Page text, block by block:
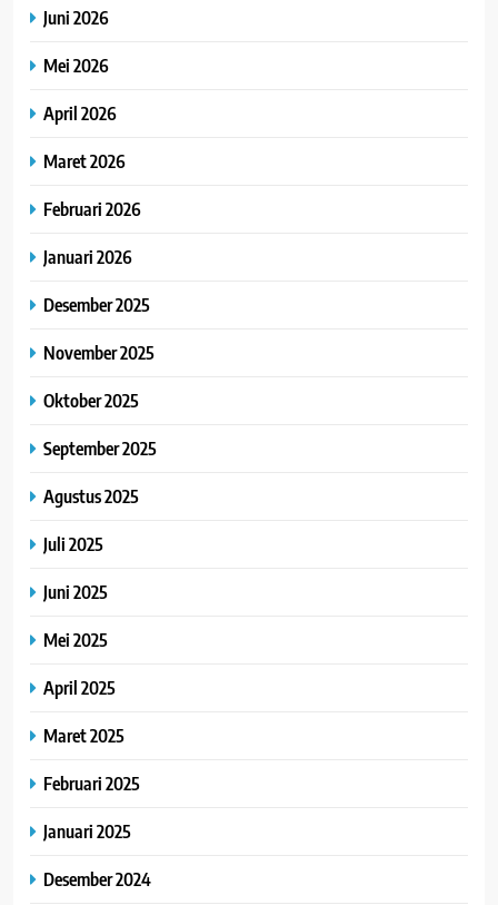
Juni 2026
Mei 2026
April 2026
Maret 2026
Februari 2026
Januari 2026
Desember 2025
November 2025
Oktober 2025
September 2025
Agustus 2025
Juli 2025
Juni 2025
Mei 2025
April 2025
Maret 2025
Februari 2025
Januari 2025
Desember 2024